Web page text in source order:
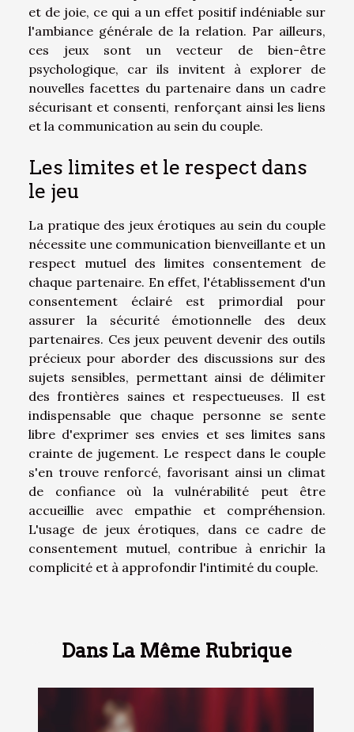
et de joie, ce qui a un effet positif indéniable sur
l'ambiance générale de la relation. Par ailleurs,
ces jeux sont un vecteur de bien-être
psychologique, car ils invitent à explorer de
nouvelles facettes du partenaire dans un cadre
sécurisant et consenti, renforçant ainsi les liens
et la communication au sein du couple.
Les limites et le respect dans
le jeu
La pratique des jeux érotiques au sein du couple
nécessite une communication bienveillante et un
respect mutuel des limites consentement de
chaque partenaire. En effet, l'établissement d'un
consentement éclairé est primordial pour
assurer la sécurité émotionnelle des deux
partenaires. Ces jeux peuvent devenir des outils
précieux pour aborder des discussions sur des
sujets sensibles, permettant ainsi de délimiter
des frontières saines et respectueuses. Il est
indispensable que chaque personne se sente
libre d'exprimer ses envies et ses limites sans
crainte de jugement. Le respect dans le couple
s'en trouve renforcé, favorisant ainsi un climat
de confiance où la vulnérabilité peut être
accueillie avec empathie et compréhension.
L'usage de jeux érotiques, dans ce cadre de
consentement mutuel, contribue à enrichir la
complicité et à approfondir l'intimité du couple.
Dans La Même Rubrique